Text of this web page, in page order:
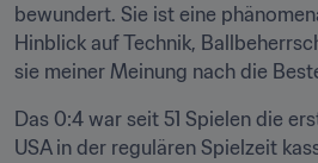
bewundert. Sie ist eine
Hinblick auf Technik,
sie meiner Meinung nach die
Das 0:4 war seit 51 Spielen die
USA in der regulären Spielzeit